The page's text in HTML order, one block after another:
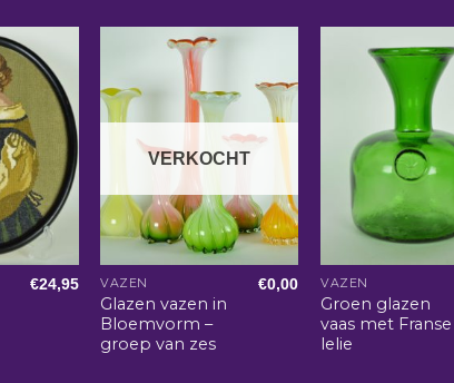
€24,95
VERKOCHT
VAZEN
Glazen vazen in
Bloemvorm –
groep van zes
€0,00 VAZEN
Groen glazen
vaas met Franse
lelie